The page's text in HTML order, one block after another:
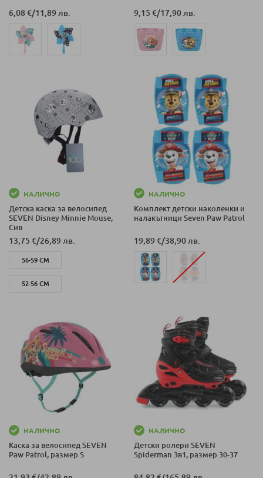
6,08 €/11,89 лв. 9,15 €/17,90 лв.
НАЛИЧНО
Детска каска за велосипед
SEVEN Disney Minnie Mouse,
Сив
13,75 €/26,89 лв.
56-59 СМ
52-56 СМ
НАЛИЧНО
Комплект детски наколенки и
налакътници Seven Paw Patrol
19,89 €/38,90 лв.
НАЛИЧНО
Каска за велосипед SEVEN
Paw Patrol, размер S
НАЛИЧНО
Детски ролери SEVEN
Spiderman 3в1, размер 30-37